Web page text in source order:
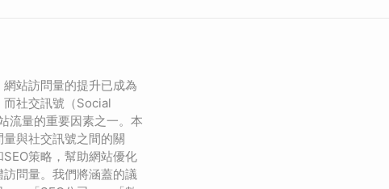
站訪問量的提升已成為
社交訊號（Social
流量的重要因素之一。本
與社交訊號之間的關
策略，幫助網站優化
問量。我們將涵蓋的議